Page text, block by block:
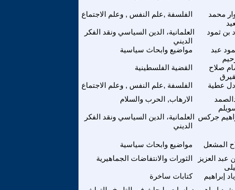
الفلسفة ,علم النفس , وعلم الاجتماع
محمد
العلمانية، الدين السياسي ونقد الفكر
الديني
بن ثمود
مواضيع وابحاث سياسية
عبد
القضية الفلسطينية
صلاح
الفلسفة ,علم النفس , وعلم الاجتماع عطية
الارهاب, الحرب والسلام
العلمانية، الدين السياسي ونقد الفكر
الديني
جركس
مواضيع وابحاث سياسية المشعل
الثورات والانتفاضات الجماهيرية
عبد العزيز
كتابات ساخرة إبراهيم